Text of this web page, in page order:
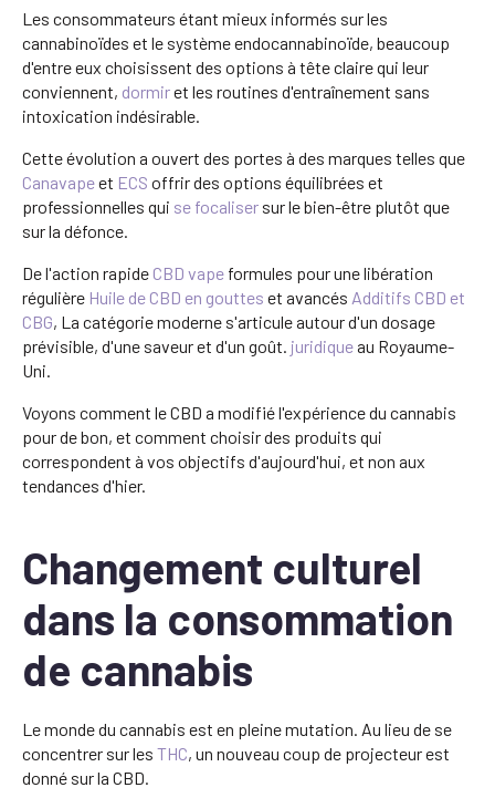
Les consommateurs étant mieux informés sur les
cannabinoïdes et le système endocannabinoïde, beaucoup
d'entre eux choisissent des options à tête claire qui leur
conviennent, dormiret les routines d'entraînement sans
intoxication indésirable.
Cette évolution a ouvert des portes à des marques telles que
Canavapeet ECS offrir des options équilibrées et
professionnelles qui se focaliser sur le bien-être plutôt que
sur la défonce.
De l'action rapide CBD vape formules pour une libération
régulière Huile de CBD en gouttes et avancés Additifs CBD et
CBG, La catégorie moderne s'articule autour d'un dosage
prévisible, d'une saveur et d'un goût. juridiqueau Royaume-
Uni.
Voyons comment le CBD a modifié l'expérience du cannabis
pour de bon, et comment choisir des produits qui
correspondent à vos objectifs d'aujourd'hui, et non aux
tendances d'hier.
Changement culturel
dans la consommation
de cannabis
Le monde du cannabis est en pleine mutation. Au lieu de se
concentrer sur les THC, un nouveau coup de projecteur est
donné sur la CBD.